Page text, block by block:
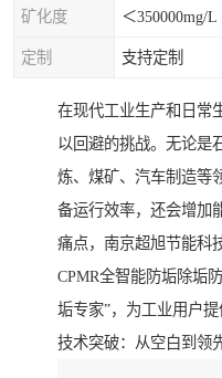
矿化度 ＜350000mg/L
定制 支持定制
在现代工业生产和日常
以回避的挑战。无论是
炼、煤矿、汽车制造等
备运行效率，还会增加
痛点，南京超旭节能科
CPMR全智能防垢除垢
垢专家”，为工业用户
技术突破：从空白到领